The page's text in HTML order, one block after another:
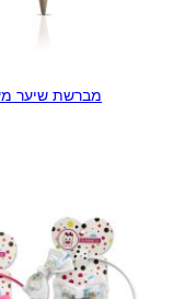
מברשת שיער